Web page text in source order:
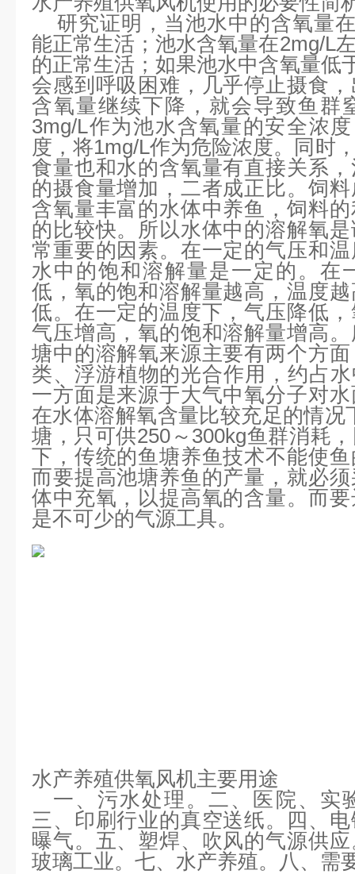
研究证明，当池水中的含氧量
能正常生活；池水含氧量在2mg/L
的正常生活；如果池水中含氧量低
会感到呼吸困难，几乎停止摄食
含氧量继续下降，就会导致鱼群
3mg/L作为池水含氧量的安全浓
度，将1mg/L作为危险浓度。同时
食量也和水的含氧量有直接关系
的摄食量增加，二者成正比。饲
含氧量丰富的水体中养鱼，饲料
的比较快。所以水体中的溶解氧
常重要的因素。在一定的气压和
水中的饱和溶解量是一定的。在
低，氧的饱和溶解量越高，温度
低。在一定的温度下，气压降低
气压增高，氧的饱和溶解量增高
塘中的溶解氧来源主要有两个方
类、浮游植物的光合作用，约占
一方面是来源于大气中氧分子对
在水体溶解氧含量比较充足的情况
塘，只可供250～300kg鱼群消耗
下，传统的鱼塘养鱼技术不能使
而要提高池塘养鱼的产量，就必
体中充氧，以提高氧的含量。而
是不可少的气源工具。
水产养殖供氧风机主要用途
一、污水处理。二、医院、实
三、印刷行业的真空送纸。四、
曝气。五、塑焊、吹风的气源供
玻璃工业。七、水产养殖。八、需